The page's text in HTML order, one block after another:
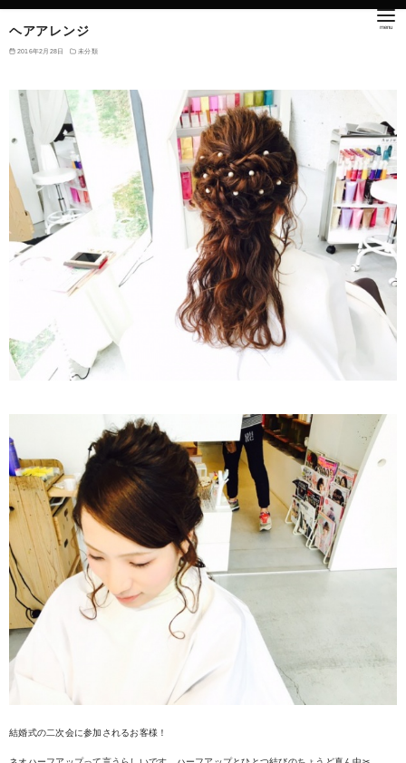
ヘアアレンジ
2016年2月28日 未分類
結婚式の二次会に参加されるお客様！